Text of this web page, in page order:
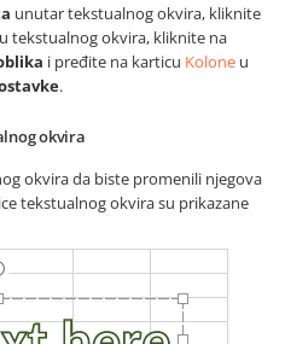
unutar tekstualnog okvira, kliknite
tekstualnog okvira, kliknite na
i pređite na karticu Kolone u
.
okvira
okvira da biste promenili njegova
tekstualnog okvira su prikazane